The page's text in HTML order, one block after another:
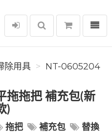
選單
除用具 NT-0605204
拖拖把 補充包(新
)
拖把 補充包
替換